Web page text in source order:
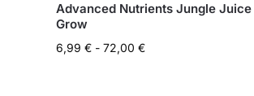
Advanced Nutrients Jungle Juice
Grow
6,99€ - 72,00€